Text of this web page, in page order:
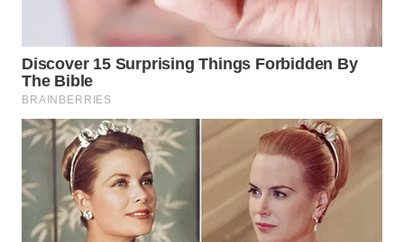
MAJALENGKA
WN
SUBANG
WN
SUKABUMI